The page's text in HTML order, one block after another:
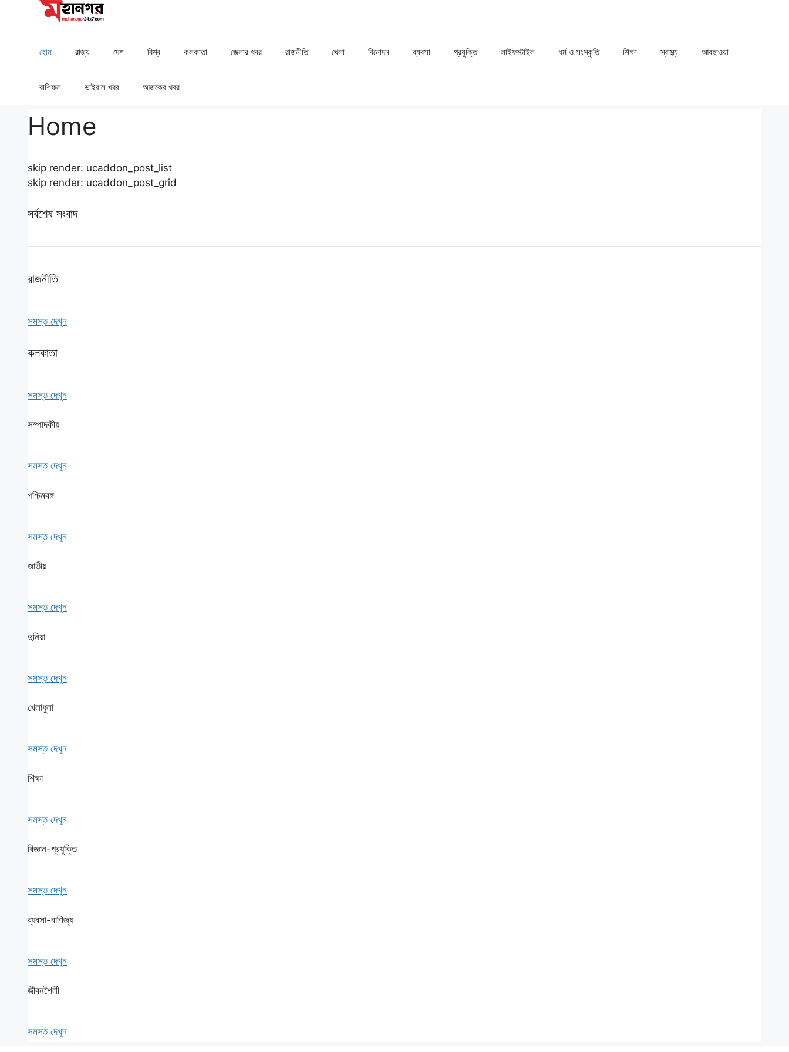
হোম রাজ্য দেশ ⁠বিশ্ব কলকাতা ⁠⁠জেলার খবর রাজনীতি খেলা ⁠বিনোদন ব্যবসা প্রযুক্তি লাইফস্টাইল ধর্ম ও সংস্কৃতি ⁠⁠শিক্ষা ⁠⁠স্বাস্থ্য ⁠⁠আবহাওয়া
রাশিফল ⁠⁠ভাইরাল খবর আজকের খবর
Home
skip render: ucaddon_post_list
skip render: ucaddon_post_grid
সর্বশেষ সংবাদ
রাজনীতি
সমস্ত দেখুন
কলকাতা
সমস্ত দেখুন
সম্পাদকীয়
সমস্ত দেখুন
পশ্চিমবঙ্গ
সমস্ত দেখুন
জাতীয়
সমস্ত দেখুন
দুনিয়া
সমস্ত দেখুন
খেলাধুলা
সমস্ত দেখুন
শিক্ষা
সমস্ত দেখুন
বিজ্ঞান-প্রযুক্তি
সমস্ত দেখুন
ব্যবসা-বাণিজ্য
সমস্ত দেখুন
জীবনশৈলী
সমস্ত দেখুন